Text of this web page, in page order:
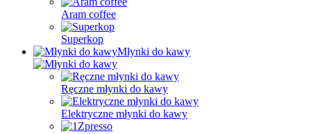
Aram coffee
Superkop
Młynki do kawy
Ręczne młynki do kawy
Elektryczne młynki do kawy